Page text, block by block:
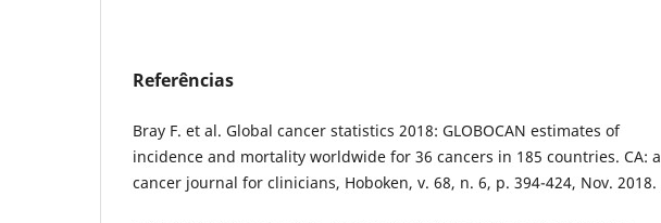
Referências
Bray F. et al. Global cancer statistics 2018: GLOBOCAN estimates of
incidence and mortality worldwide for 36 cancers in 185 countries. CA: a
cancer journal for clinicians, Hoboken, v. 68, n. 6, p. 394-424, Nov. 2018.